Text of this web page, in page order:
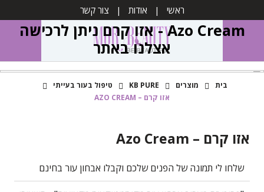
ראשי אודות צור קשר
Azo Cream - אזו קרם ניתן לרכישה
אצלנו באתר
בית מוצרים KB PURE
טיפול בעור בעייתי
אזו קרם – AZO CREAM
אזו קרם – Azo Cream
שלחו לי תמונה של הפנים שלכם וקבלו אבחון עור בחינם